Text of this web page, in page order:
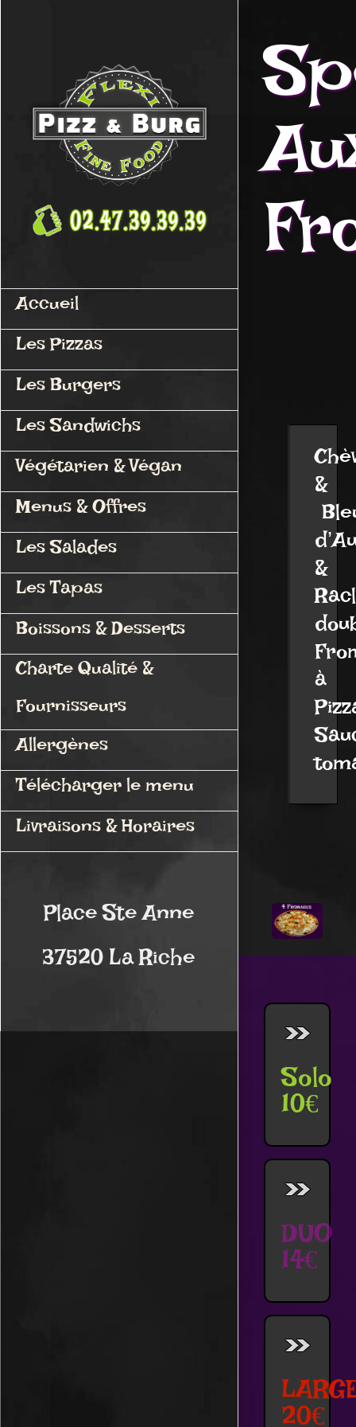
Accueil
Les Pizzas
Les Burgers
Les Sandwichs
Végétarien & Végan
Menus & Offres
Les Salades
Les Tapas
Boissons & Desserts
Charte Qualité &
Fournisseurs
Allergènes
Télécharger le menu
Livraisons & Horaires
Place Ste Anne
37520 La Riche
&
&
à
Solo
10€
DUO
14€